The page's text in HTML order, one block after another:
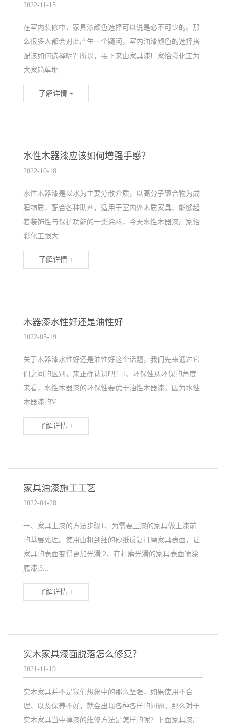
2022-11-15
在室内装修中，家具漆颜色选择可以说是必不可少的。那
么很多人都会对此产生一个疑问，室内油漆颜色的选择搭
配该如何选择呢？所以，接下来由家具漆厂家怡彩化工为
大家简单地...
了解详情 +
水性木器漆应该如何增强手感？
2022-10-18
水性木器漆是以水为主要分散介质，以高分子聚合物为成
膜物质，配合各种助剂，适用于室内外木质家具、能够起
着装饰性与保护功能的一类涂料，今天水性木器漆厂家怡
彩化工跟大...
了解详情 +
木器漆水性好还是油性好
2022-05-19
关于木器漆水性好还是油性好这个话题，我们先来通过它
们之间的区别，来正确认识吧！1、环保性从环保的角度
来看，水性木器漆的环保性要优于油性木器漆。因为水性
木器漆的V...
了解详情 +
家具油漆施工工艺
2022-04-28
一、家具上漆的方法步骤1、为需要上漆的家具做上漆前
的基层处理。使用由粗到细的砂纸反复打磨家具表面，让
家具的表面变得更加光滑;2、在打磨光滑的家具表面喷涂
底漆;3...
了解详情 +
实木家具漆面脱落怎么修复？
2021-11-19
实木家具并不是我们想象中的那么坚强，如果使用不合
理、以及保养不好，就会出现各种各样的问题。那么对于
实木家具当中掉漆的维修方法是怎样的呢？下面家具漆厂